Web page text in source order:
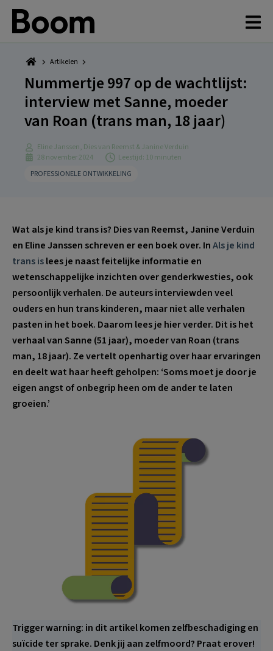
Spring
naar
hoofdnavigatie
Door
naar
hoofd
Spring
naar
eerste
sidebar
Spring
naar
voettekst
Artikelen
Nummertje 997 op de wachtlijst:
interview met Sanne, moeder
van Roan (trans man, 18 jaar)
Eline Janssen, Dies van Reemst & Janine Verduin
28 november 2024
Leestijd: 10 minuten
PROFESSIONELE ONTWIKKELING
Wat als je kind trans is? Dies van Reemst, Janine Verduin
en Eline Janssen schreven er een boek over. InAls je kind
trans islees je naast feitelijke informatie en
wetenschappelijke inzichten over genderkwesties, ook
persoonlijk verhalen. De auteurs interviewden veel
ouders en hun trans kinderen, maar niet alle verhalen
pasten in het boek. Daarom lees je hier verder. Dit is het
verhaal van Sanne (51 jaar), moeder van Roan (trans
man, 18 jaar). Ze vertelt openhartig over haar ervaringen
en deelt wat haar heeft geholpen: ‘Soms moet je door je
eigen angst of onbegrip heen om de ander te laten
groeien.’
Trigger warning: in dit artikel komen zelfbeschadiging en
suïcide ter sprake. Denk jij aan zelfmoord? Praat erover!